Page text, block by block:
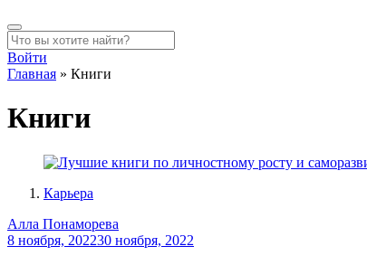
Войти
Главная » Книги
Книги
Карьера
Алла Понаморева
8 ноября, 202230 ноября, 2022